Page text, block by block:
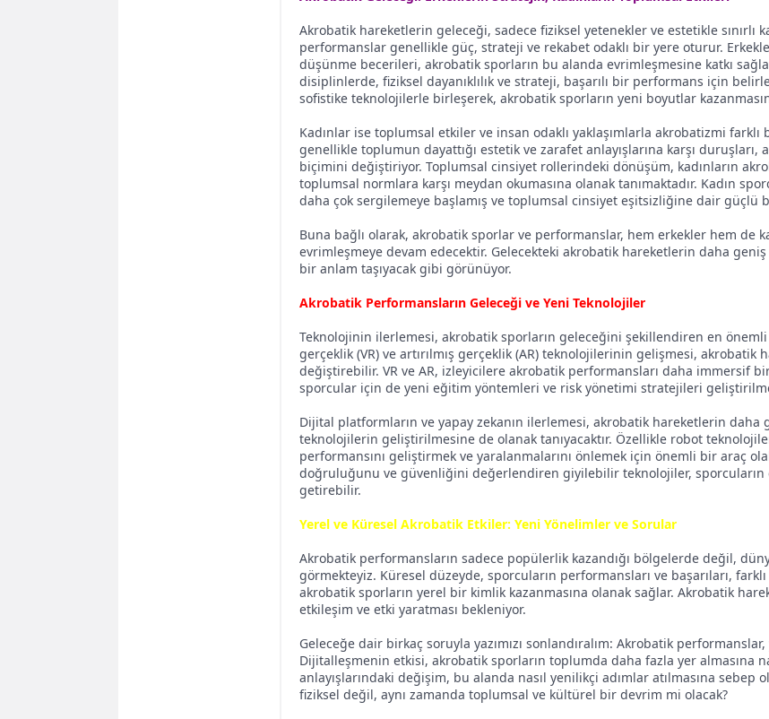
Akrobatik hareketlerin geleceği, sadece fiziksel yetenekler ve estetikle
performanslar genellikle güç, strateji ve rekabet odaklı bir yere oturur.
düşünme becerileri, akrobatik sporların bu alanda evrimleşmesine katkı
disiplinlerde, fiziksel dayanıklılık ve strateji, başarılı bir performans için
sofistike teknolojilerle birleşerek, akrobatik sporların yeni boyutlar
Kadınlar ise toplumsal etkiler ve insan odaklı yaklaşımlarla akrobatizmi
genellikle toplumun dayattığı estetik ve zarafet anlayışlarına karşı duruşları,
biçimini değiştiriyor. Toplumsal cinsiyet rollerindeki dönüşüm, kadınların
toplumsal normlara karşı meydan okumasına olanak tanımaktadır. Kadın
daha çok sergilemeye başlamış ve toplumsal cinsiyet eşitsizliğine dair
Buna bağlı olarak, akrobatik sporlar ve performanslar, hem erkekler hem de
evrimleşmeye devam edecektir. Gelecekteki akrobatik hareketlerin daha
bir anlam taşıyacak gibi görünüyor.
Akrobatik Performansların Geleceği ve Yeni Teknolojiler
Teknolojinin ilerlemesi, akrobatik sporların geleceğini şekillendiren en
gerçeklik (VR) ve artırılmış gerçeklik (AR) teknolojilerinin gelişmesi,
değiştirebilir. VR ve AR, izleyicilere akrobatik performansları daha immersif
sporcular için de yeni eğitim yöntemleri ve risk yönetimi stratejileri
Dijital platformların ve yapay zekanın ilerlemesi, akrobatik hareketlerin daha
teknolojilerin geliştirilmesine de olanak tanıyacaktır. Özellikle robot
performansını geliştirmek ve yaralanmalarını önlemek için önemli bir araç
doğruluğunu ve güvenliğini değerlendiren giyilebilir teknolojiler,
getirebilir.
Yerel ve Küresel Akrobatik Etkiler: Yeni Yönelimler ve Sorular
Akrobatik performansların sadece popülerlik kazandığı bölgelerde değil,
görmekteyiz. Küresel düzeyde, sporcuların performansları ve başarıları,
akrobatik sporların yerel bir kimlik kazanmasına olanak sağlar. Akrobatik
etkileşim ve etki yaratması bekleniyor.
Geleceğe dair birkaç soruyla yazımızı sonlandıralım: Akrobatik
Dijitalleşmenin etkisi, akrobatik sporların toplumda daha fazla yer almasına
anlayışlarındaki değişim, bu alanda nasıl yenilikçi adımlar atılmasına
fiziksel değil, aynı zamanda toplumsal ve kültürel bir devrim mi olacak?